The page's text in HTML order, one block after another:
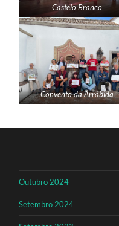
Castelo Branco
Convento da Arrábida
Outubro 2024
Setembro 2024